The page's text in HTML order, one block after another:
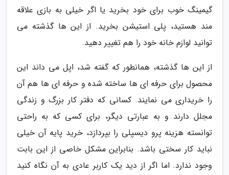
گیمینگ خوب برای خود بخرید یا اگر خیلی به بازی علاقه
مند هستید، پلی استیشن بخرید. از این ها گذشته می
توانید لوازم خانه خود را هم تغییر دهید.
از این ها گذشته، همانطور که گفته شد، اپل می داند این
محصول برای حرفه ای ها ساخته شده و حرفه ای ها هم آن
را خریداری می نمایند. کسانی که دفتر کار بزرگ و زندگی
مجلل دارند و به عبارتی دیگر، برای کسی که به راحتی
توانسته هزینه پرو دیسپلی را بپردازد، خرید پایه آن خیلی
نباید کار سختی باشد. بنابراین مشکل خاصی از این بابت
وجود ندارد. اما اگر از دید یک کاربر عادی به آن نگاه کنید